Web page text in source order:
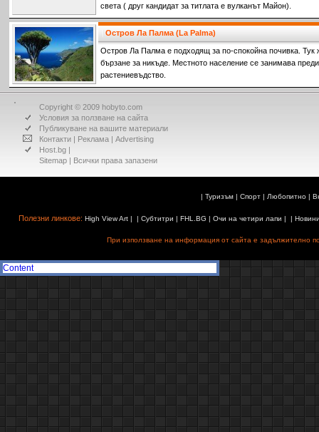
света ( друг кандидат за титлата е вулканът Майон).
Остров Ла Палма (La Palma)
Остров Ла Палма е подходящ за по-спокойна почивка. Тук
бързане за никъде. Местното население се занимава
растениевъдство.
Copyright © 2009 hobyto.com
Условия за ползване на сайта
Публикуване на вашите материали
Контакти | Реклама | Advertising
Host.bg |
Sitemap | Всички права запазени
| Туризъм| Спорт| Любопитно|
Полезни линкове: High View Art| | Субтитри | FHL.BG | Очи на четири лапи | |
При използване на информация от сайта е задължително
Content